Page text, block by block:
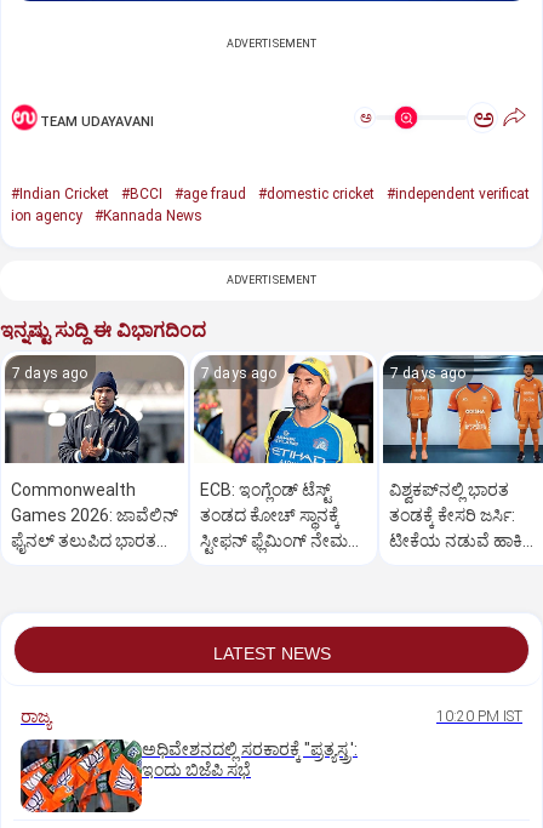
ADVERTISEMENT
TEAM UDAYAVANI ಅ ಅ
#Indian Cricket #BCCI #age fraud #domestic cricket
#independent verificat
ion agency
#Kannada News
ADVERTISEMENT
ಇನ್ನಷ್ಟು ಸುದ್ದಿ ಈ ವಿಭಾಗದಿಂದ
7 days ago
Commonwealth
Games 2026: ಜಾವೆಲಿನ್
ಫೈನಲ್‌ ತಲುಪಿದ ಭಾರತದ
7 days ago
ECB: ಇಂಗ್ಲೆಂಡ್ ಟೆಸ್ಟ್
ತಂಡದ ಕೋಚ್ ಸ್ಥಾನಕ್ಕೆ
ಸ್ಟೀಫನ್ ಫ್ಲೆಮಿಂಗ್ ನೇಮಕ?
7 days ago
ವಿಶ್ವಕಪ್‌ನಲ್ಲಿ ಭಾರತ
ತಂಡಕ್ಕೆ ಕೇಸರಿ ಜರ್ಸಿ:
ಟೀಕೆಯ ನಡುವೆ ಹಾಕಿ
LATEST NEWS
ರಾಜ್ಯ 10:20 PM IST
ಅಧಿವೇಶನದಲ್ಲಿ ಸರಕಾರಕ್ಕೆ "ಪ್ರತ್ಯಸ್ತ್ರ':
ಇಂದು ಬಿಜೆಪಿ ಸಭೆ